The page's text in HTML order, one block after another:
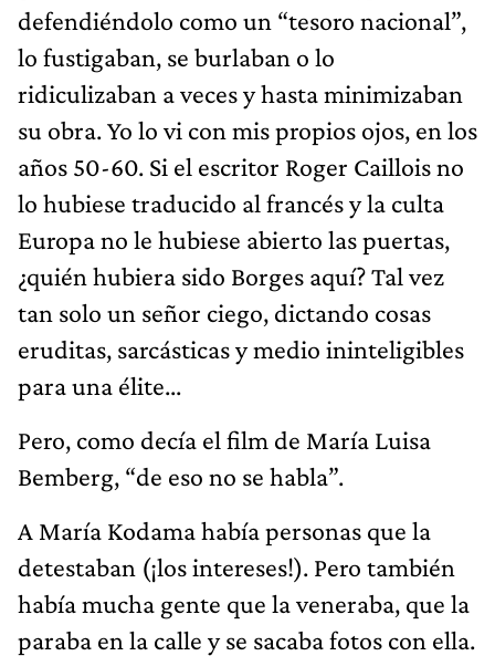
defendiéndolo como un “tesoro nacional”,
lo fustigaban, se burlaban o lo
ridiculizaban a veces y hasta minimizaban
su obra. Yo lo vi con mis propios ojos, en los
años 50-60. Si el escritor Roger Caillois no
lo hubiese traducido al francés y la culta
Europa no le hubiese abierto las puertas,
¿quién hubiera sido Borges aquí? Tal vez
tan solo un señor ciego, dictando cosas
eruditas, sarcásticas y medio ininteligibles
para una élite...
Pero, como decía el film de María Luisa
Bemberg, “de eso no se habla”.
A María Kodama había personas que la
detestaban (¡los intereses!). Pero también
había mucha gente que la veneraba, que la
paraba en la calle y se sacaba fotos con ella.